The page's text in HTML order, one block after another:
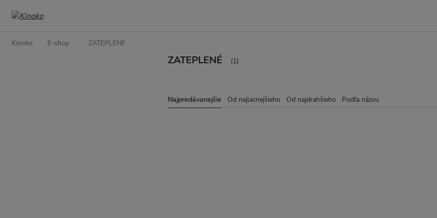
Kinoko E-shop ZATEPLENÉ
ZATEPLENÉ (1)
Najpredávanejšie Od najlacnejšieho Od najdrahšieho Podľa názvu